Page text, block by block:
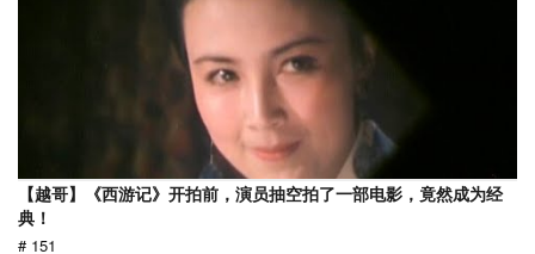
【越哥】《西游记》开拍前，演员抽空拍了一部电影，竟然成为经
典！
# 151